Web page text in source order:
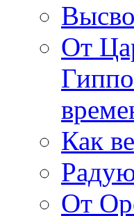
От
Как
От